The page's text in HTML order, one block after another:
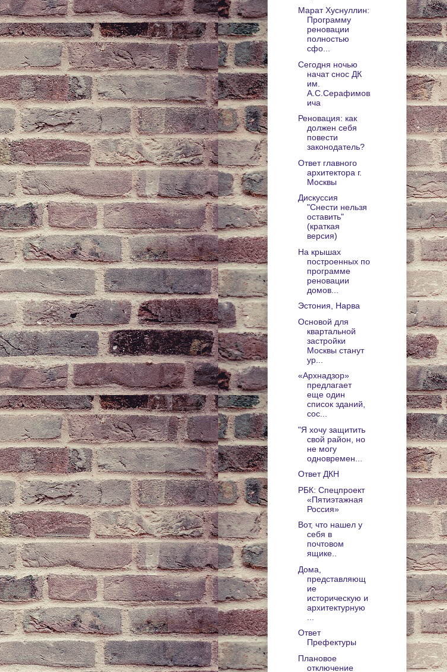
Марат Хуснуллин:
Программу
реновации
полностью
сфо...
Сегодня ночью
начат снос ДК
им.
А.С.Серафимов
ича
Реновация: как
должен себя
повести
законодатель?
Ответ главного
архитектора г.
Москвы
Дискуссия
"Снести нельзя
оставить"
(краткая
версия)
На крышах
построенных по
программе
реновации
домов...
Эстония, Нарва
Основой для
квартальной
застройки
Москвы станут
ур...
«Архнадзор»
предлагает
еще один
список зданий,
сос...
"Я хочу защитить
свой район, но
не могу
одновремен...
Ответ ДКН
РБК: Спецпроект
«Пятиэтажная
Россия»
Вот, что нашел у
себя в
почтовом
ящике..
Дома,
представляющ
ие
историческую и
архитектурную
Ответ
Префектуры
Плановое
отключение